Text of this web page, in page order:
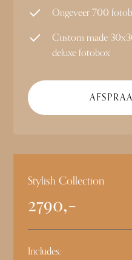
Ongeveer 700
Custom made
deluxe fotobox
Stylish Collection
2790,-
Includes: